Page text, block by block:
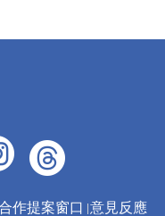
作提案窗口 意見反應